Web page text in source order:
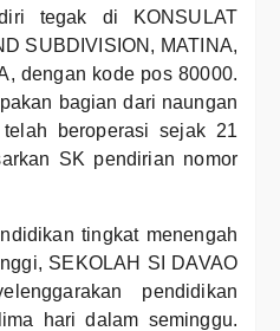
tegak di KONSULAT
SUBDIVISION, MATINA,
dengan kode pos 80000.
bagian dari naungan
beroperasi sejak 21
SK pendirian nomor
tingkat menengah
SEKOLAH SI DAVAO
pendidikan
hari dalam seminggu.